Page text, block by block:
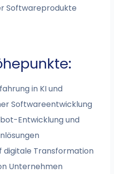
Softwareprodukte
in KI und
Softwareentwicklung
Entwicklung und
digitale Transformation
Unternehmen